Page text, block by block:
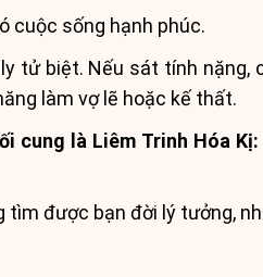
cuộc sống hạnh phúc.
tử biệt. Nếu sát tính nặng,
làm vợ lẽ hoặc kế thất.
cung là Liêm Trinh Hóa Kị:
tìm được bạn đời lý tưởng,